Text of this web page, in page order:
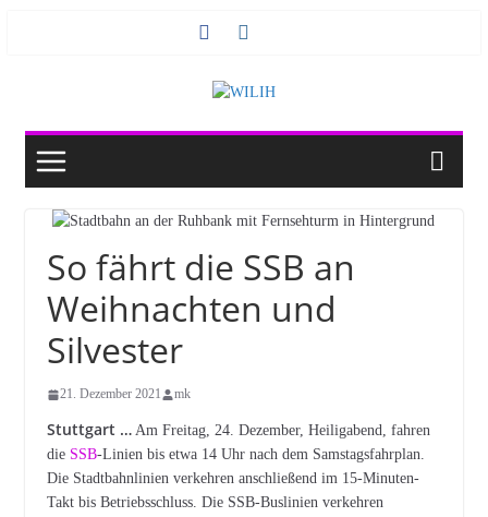
So fährt die SSB an
Weihnachten und
Silvester
21. Dezember 2021 mk
Stuttgart …Am Freitag, 24. Dezember, Heiligabend, fahren
die SSB-Linien bis etwa 14 Uhr nach dem Samstagsfahrplan.
Die Stadtbahnlinien verkehren anschließend im 15-Minuten-
Takt bis Betriebsschluss. Die SSB-Buslinien verkehren